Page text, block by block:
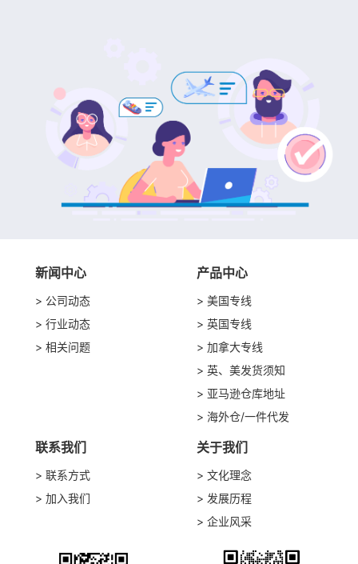
新闻中心
公司动态
行业动态
相关问题
产品中心
美国专线
英国专线
加拿大专线
英、美发货须知
亚马逊仓库地址
海外仓/一件代发
联系我们
联系方式
加入我们
关于我们
文化理念
发展历程
企业风采